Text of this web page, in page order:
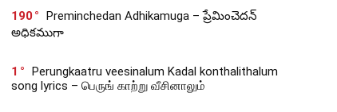
190
Preminchedan Adhikamuga – ప్రేమించెదన్
అధికముగా
1
Perungkaatru veesinalum Kadal konthalithalum
song lyrics – பெருங் காற்று வீசினாலும்